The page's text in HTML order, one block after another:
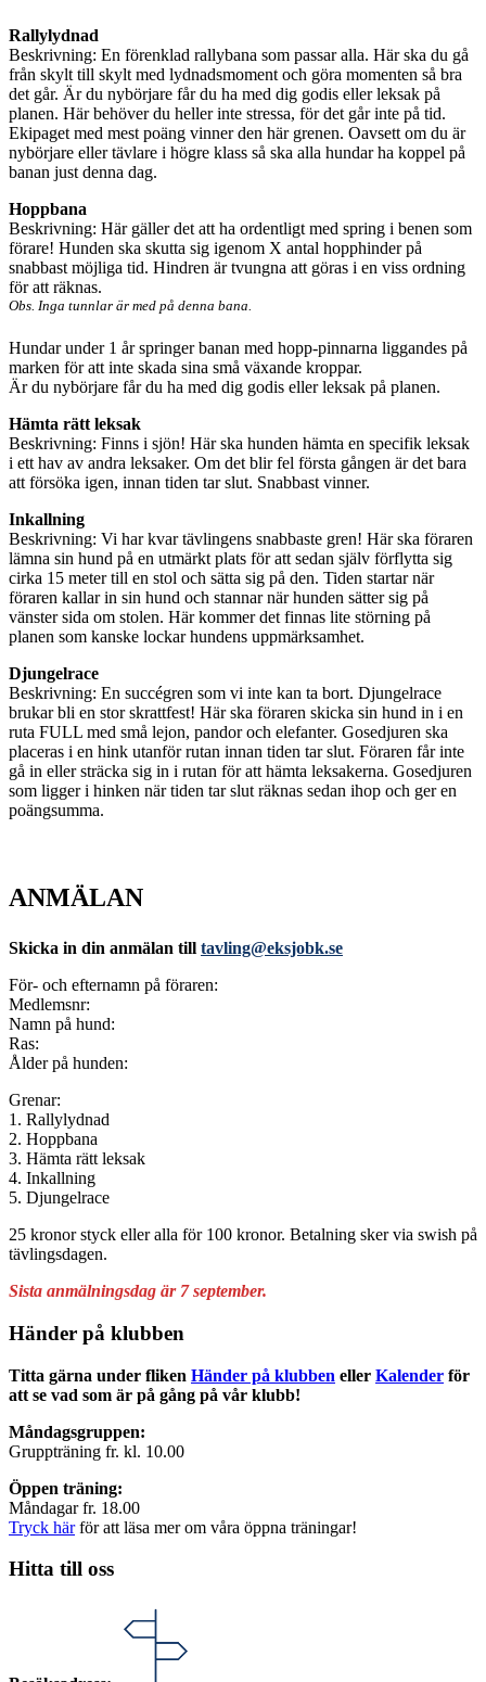
Rallylydnad
Beskrivning: En förenklad rallybana som passar alla. Här ska du gå
från skylt till skylt med lydnadsmoment och göra momenten så bra
det går. Är du nybörjare får du ha med dig godis eller leksak på
planen. Här behöver du heller inte stressa, för det går inte på tid.
Ekipaget med mest poäng vinner den här grenen. Oavsett om du är
nybörjare eller tävlare i högre klass så ska alla hundar ha koppel på
banan just denna dag.
Hoppbana
Beskrivning: Här gäller det att ha ordentligt med spring i benen som
förare! Hunden ska skutta sig igenom X antal hopphinder på
snabbast möjliga tid. Hindren är tvungna att göras i en viss ordning
för att räknas.
Obs. Inga tunnlar är med på denna bana.
Hundar under 1 år springer banan med hopp-pinnarna liggandes på
marken för att inte skada sina små växande kroppar.
Är du nybörjare får du ha med dig godis eller leksak på planen.
Hämta rätt leksak
Beskrivning: Finns i sjön! Här ska hunden hämta en specifik leksak
i ett hav av andra leksaker. Om det blir fel första gången är det bara
att försöka igen, innan tiden tar slut. Snabbast vinner.
Inkallning
Beskrivning: Vi har kvar tävlingens snabbaste gren! Här ska föraren
lämna sin hund på en utmärkt plats för att sedan själv förflytta sig
cirka 15 meter till en stol och sätta sig på den. Tiden startar när
föraren kallar in sin hund och stannar när hunden sätter sig på
vänster sida om stolen. Här kommer det finnas lite störning på
planen som kanske lockar hundens uppmärksamhet.
Djungelrace
Beskrivning: En succégren som vi inte kan ta bort. Djungelrace
brukar bli en stor skrattfest! Här ska föraren skicka sin hund in i en
ruta FULL med små lejon, pandor och elefanter. Gosedjuren ska
placeras i en hink utanför rutan innan tiden tar slut. Föraren får inte
gå in eller sträcka sig in i rutan för att hämta leksakerna. Gosedjuren
som ligger i hinken när tiden tar slut räknas sedan ihop och ger en
poängsumma.
ANMÄLAN
Skicka in din anmälan till tavling@eksjobk.se
För- och efternamn på föraren:
Medlemsnr:
Namn på hund:
Ras:
Ålder på hunden:
Grenar:
1. Rallylydnad
2. Hoppbana
3. Hämta rätt leksak
4. Inkallning
5. Djungelrace
25 kronor styck eller alla för 100 kronor. Betalning sker via swish på
tävlingsdagen.
Sista anmälningsdag är 7 september.
Händer på klubben
Titta gärna under fliken Händer på klubben eller Kalender för
att se vad som är på gång på vår klubb!
Måndagsgruppen:
Gruppträning fr. kl. 10.00
Öppen träning:
Måndagar fr. 18.00
Tryck härför att läsa mer om våra öppna träningar!
Hitta till oss